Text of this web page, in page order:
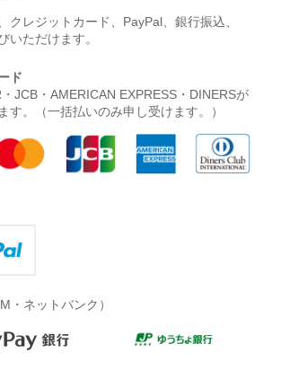
クレジットカード、PayPal、銀行振込、
いただけます。
ド
JCB・AMERICAN EXPRESS・DINERSが
す。（一括払いのみ申し受けます。）
・ネットバンク）